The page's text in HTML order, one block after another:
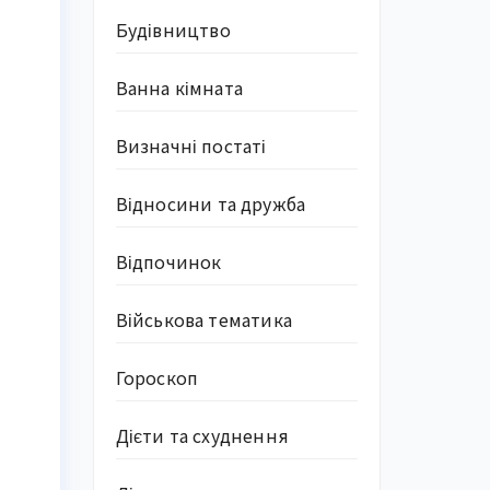
Будівництво
Ванна кімната
Визначні постаті
Відносини та дружба
Відпочинок
Військова тематика
Гороскоп
Дієти та схуднення